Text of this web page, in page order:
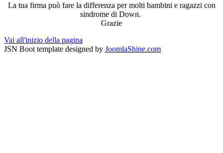
La tua firma può fare la differenza per molti bambini e ragazzi con
sindrome di Down.
Grazie
Vai all'inizio della pagina
JSN Boot template designed by JoomlaShine.com